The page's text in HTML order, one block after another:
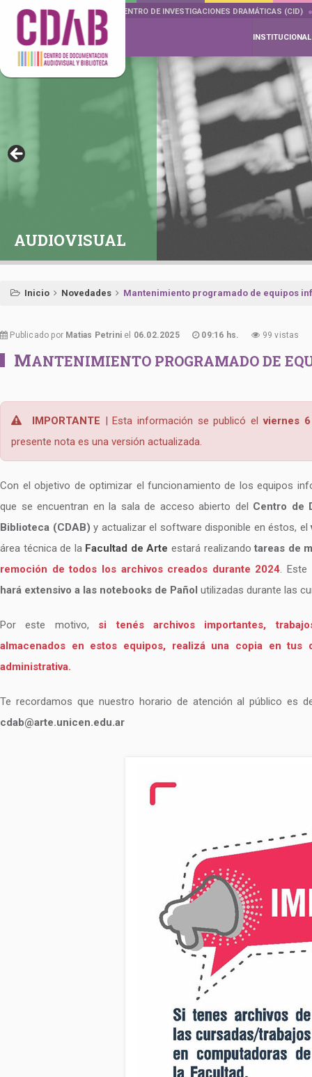
DOCUMENTA DRAMÁTICAS CENTRO DE INVESTIGACIONES DRAMÁTICAS (CID)
INSTITUCIONAL
AUDIOVISUAL
Inicio Novedades Mantenimiento programado de equipos
Publicado por Matias Petrini el 06.02.2025 09:16 hs. 99 vistas
MANTENIMIENTO PROGRAMADO DE
IMPORTANTE | Esta información se publicó elviernes
presente nota es una versión actualizada.
Con el objetivo de optimizar el funcionamiento de los equipos
que se encuentran en la sala de acceso abierto del Centro de
Biblioteca (CDAB) y actualizar el software disponible en éstos, el
área técnica de la Facultad de Arte estará realizandotareas de
remoción de todos los archivos creados durante 2024. Este
hará extensivo a las notebooks de Pañol utilizadas durante las
Por este motivo, si tenés archivos importantes,
almacenados en estos equipos, realizá una copia en
administrativa.
Te recordamos que nuestro horario de atención al público es
cdab@arte.unicen.edu.ar